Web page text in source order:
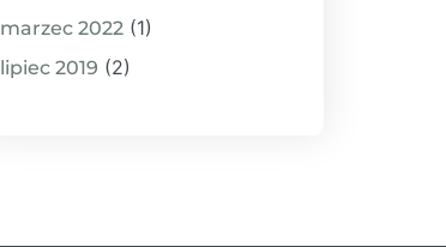
marzec 2022 (1)
lipiec 2019 (2)